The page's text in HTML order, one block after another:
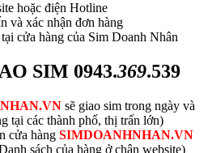
hoặc điện Hotline
và xác nhận đơn hàng
cửa hàng của Sim Doanh Nhân
SIM 0943.369.539
sẽ giao sim trong ngày và
tại các thành phố, thị trấn lớn)
cửa hàng SIMDOANHNHAN.VN
sách của hàng ở chân website)